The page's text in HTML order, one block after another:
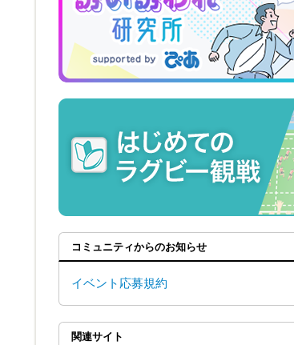
コミュニティからのお知らせ
イベント応募規約
関連サイト